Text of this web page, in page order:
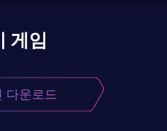
게임
다운로드